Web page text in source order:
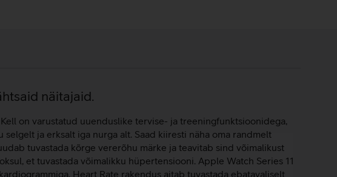
näitajaid.
on varustatud uuenduslike tervise- ja treeningfunktsioonidega,
ja erksalt iga nurga alt. Saad kiiresti näha oma randmelt
tuvastada kõrge vererõhu märke ja teavitab sind võimalikust
et tuvastada võimalikku hüpertensiooni. Apple Watch Series 11
Heart Rate rakendus aitab tuvastada ebatavaliselt